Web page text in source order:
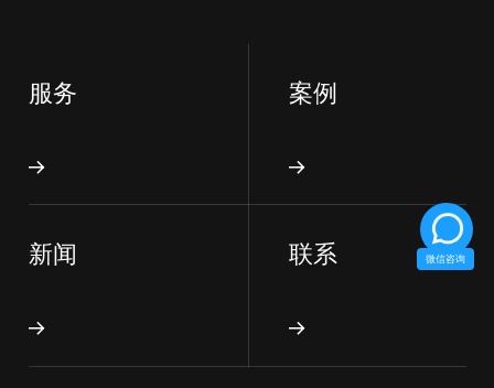
服务 案例
新闻 联系 微信咨询